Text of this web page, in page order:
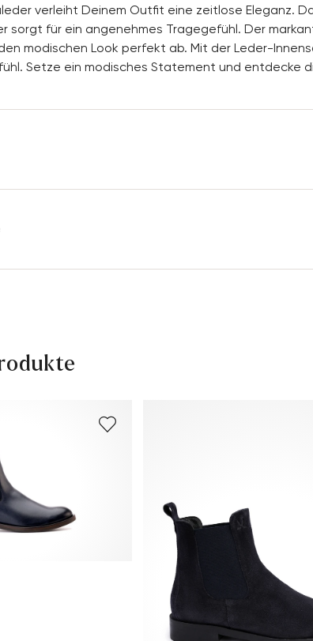
verleiht Deinem Outfit eine zeitlose Eleganz.
sorgt für ein angenehmes Tragegefühl. Der
modischen Look perfekt ab. Mit der Leder-
Setze ein modisches Statement und entdecke
UK-Größen
mit DHL oder GLS
Weitere